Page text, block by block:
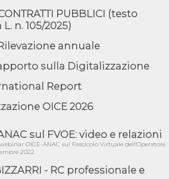
Stretto di Messina: deliberata la
dal Cipess via libera al quinto lotto
industriale in calo dell'1% a giugno,
il d.lgs. di adeguamento all’AI Act in
europea in Cdm per recepimento
PUBBLICI (testo
n. 105/2025)
annuale
sulla Digitalizzazione
Report
OICE 2026
sul FVOE: video e relazioni
OICE-ANAC sul Fascicolo Virtuale dell'Operatore
2022
- RC professionale e